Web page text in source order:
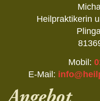
Heilpraktikerin
Mobil:
E-Mail: